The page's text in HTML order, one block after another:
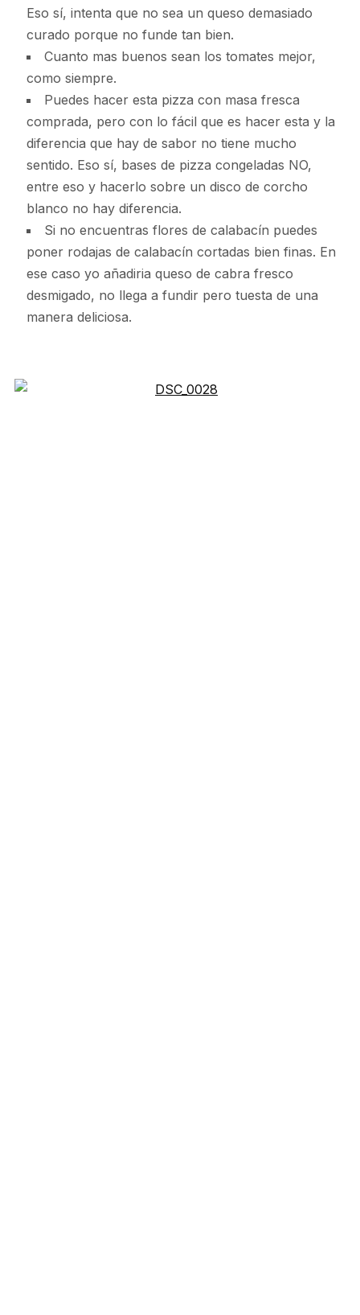
Eso sí, intenta que no sea un queso demasiado
curado porque no funde tan bien.
Cuanto mas buenos sean los tomates mejor,
como siempre.
Puedes hacer esta pizza con masa fresca
comprada, pero con lo fácil que es hacer esta y la
diferencia que hay de sabor no tiene mucho
sentido. Eso sí, bases de pizza congeladas NO,
entre eso y hacerlo sobre un disco de corcho
blanco no hay diferencia.
Si no encuentras flores de calabacín puedes
poner rodajas de calabacín cortadas bien finas. En
ese caso yo añadiria queso de cabra fresco
desmigado, no llega a fundir pero tuesta de una
manera deliciosa.